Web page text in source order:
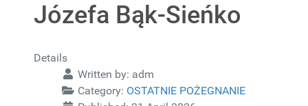
Józefa Bąk-Sieńko
Details
Written by: adm
Category: OSTATNIE POŻEGNANIE